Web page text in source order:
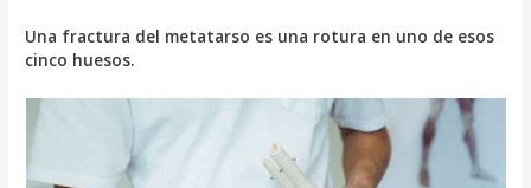
Una fractura del metatarso es una rotura en uno de esos
cinco huesos.